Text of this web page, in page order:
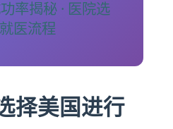
率揭秘 · 医院选
医流程
择美国进行